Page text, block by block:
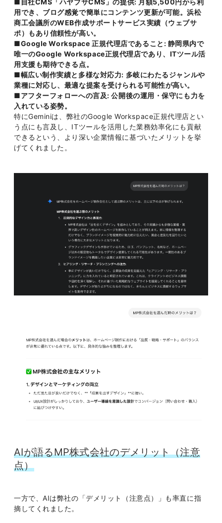
■自社CMS「ハヤブサCMS」の提供: 月額5,500円から利
用でき、ブログ感覚で簡単にコンテンツ更新が可能。浜松
商工会議所のWEB作成サポートサービス実績（ウェブサ
ポ）もあり信頼性が高い。
■Google Workspace 正規代理店であること: 静岡県内で
唯一のGoogle Workspace正規代理店であり、ITツール活
用支援も期待できる点。
■幅広い制作実績と多様な対応力: 多岐にわたるジャンルや
業種に対応し、最適な提案を受けられる可能性が高い。
■アフターフォローへの言及: 公開後の運用・保守にも力を
入れている姿勢。
特にGeminiは、弊社のGoogle Workspace正規代理店とい
う点にも言及し、ITツールを活用した業務効率化にも貢献
できるという、より深い企業情報に基づいたメリットを挙
げてくれました。
AIが語るMP株式会社のデメリット（注意
点）
一方で、AIは弊社の「デメリット（注意点）」も率直に指
摘してくれました。